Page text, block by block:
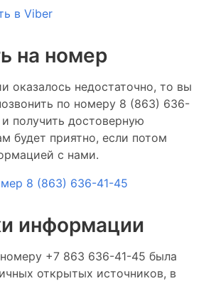
в Viber
на номер
оказалось недостаточно, то вы
по номеру 8 (863) 636-
получить достоверную
будет приятно, если потом
с нами.
8 (863) 636-41-45
информации
+7 863 636-41-45 была
открытых источников, в